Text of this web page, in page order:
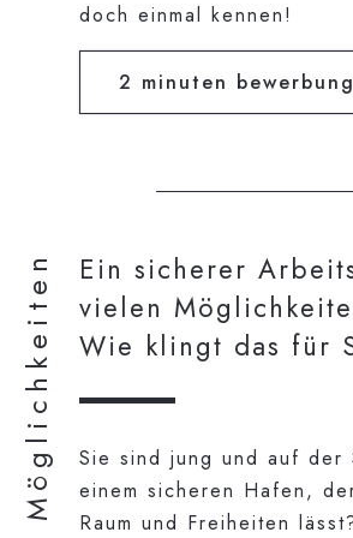
doch einmal kennen!
2 minuten bewerbung
Möglichkeiten
Ein sicherer
vielen
Wie klingt das für
Sie sind jung und auf der
einem sicheren Hafen,
Raum und Freiheiten